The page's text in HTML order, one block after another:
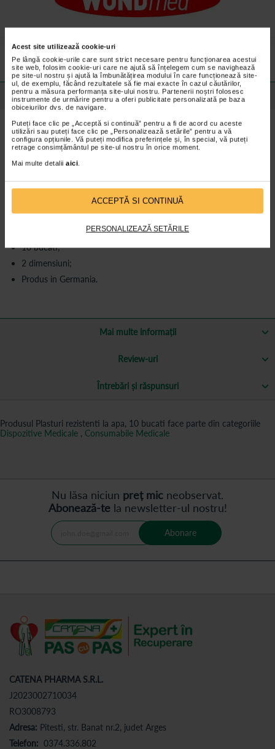
Acest site utilizează cookie-uri
Pe lângă cookie-urile care sunt strict necesare pentru funcționarea acestui
site web, folosim cookie-uri care ne ajută să înțelegem cum se navighează
pe site-ul nostru și ajută la îmbunătățirea modului în care funcționează site-
ul, de exemplu, făcând rezultatele să fie mai exacte în cazul căutărilor,
pentru a măsura performanța site-ului nostru. Partenerii noștri folosesc
instrumente de urmărire pentru a oferi publicitate personalizată pe baza
obiceiurilor dvs. de navigare.
Puteți face clic pe „Acceptă si continuă” pentru a fi de acord cu aceste
utilizări sau puteți face clic pe „Personalizează setările” pentru a vă
configura opțiunile. Vă puteți modifica preferințele și, în special, vă puteți
retrage consimțământul pe site-ul nostru în orice moment.
Mai multe detalii aici
ACCEPTĂ SI CONTINUĂ
PERSONALIZEAZĂ SETĂRILE
Preturile si promotiile afisate pe site in dreptul fiecarui produs sunt
valabile pentru comenzile efectuate online.
Detalii despre produs
Beneficii
Comprese din tifon neadezive;
Protectie transparenta;
Adeziv de calitate;
Impermeabililitate mare;
Plasturi ambalati individual;
Testat clinic;
Confirmat dermatologic;
10 bucati;
2 dimensiuni;
Produs in Germania.
Mai multe informații
Review-uri
Întrebări și răspunsuri
Produsul Plasturi rezistenti la apa, 10 bucati face parte din categoriile
Dispozitive Medicale , Consumabile Medicale
Nu lăsa niciun preț mic neobservat.
Abonează-tela newsletter-ul nostru!
Abonare
CATENA PHARMA S.R.L.
J2023002710034
RO3008793
Adresa: Pitesti, str. Banat nr.2, judet Arges
Telefon: 0374.336.802